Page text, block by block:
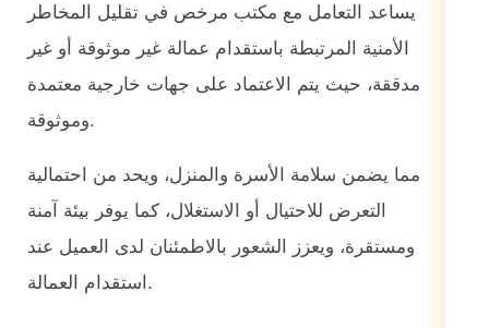
يساعد التعامل مع مكتب مرخص في تقليل المخاطر
الأمنية المرتبطة باستقدام عمالة غير موثوقة أو غير
مدققة، حيث يتم الاعتماد على جهات خارجية معتمدة
وموثوقة.
مما يضمن سلامة الأسرة والمنزل، ويحد من احتمالية
التعرض للاحتيال أو الاستغلال، كما يوفر بيئة آمنة
ومستقرة، ويعزز الشعور بالاطمئنان لدى العميل عند
استقدام العمالة.